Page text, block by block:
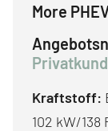
More
Kraftstoff:
102 kW/138